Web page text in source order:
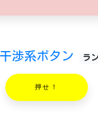
渉系ボタン ラ
押せ！